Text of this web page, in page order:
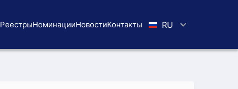
РеестрыНоминацииНовостиKoнтaкты RU